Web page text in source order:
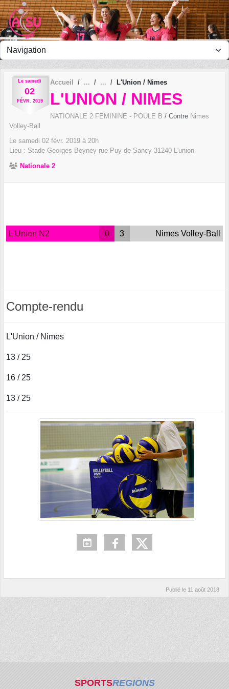
Le samedi
02
FÉVR. 2019
Accueil L'Union / Nimes
L'UNION / NIMES
NATIONALE 2 FEMININE - POULE B / Contre Nimes
Volley-Ball
Le samedi 02 févr. 2019 à 20h
Lieu : Stade Georges Beyney rue Puy de Sancy 31240 L'union
Nationale 2
L'Union N2 0 3 Nimes Volley-Ball
Compte-rendu
L'Union / Nimes
13 / 25
16 / 25
13 / 25
Publié le 11 août 2018
SPORTSREGIONS
Panneau de gestion des cookies